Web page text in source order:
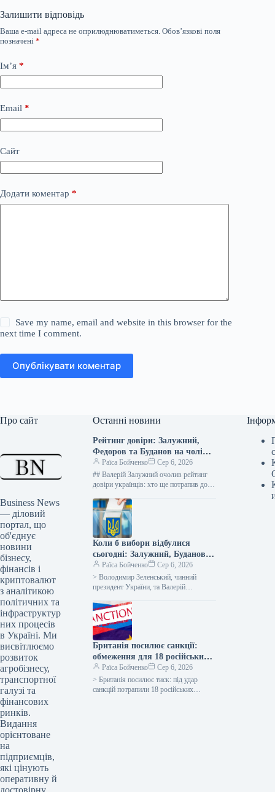
Залишити відповідь
Ваша e-mail адреса не оприлюднюватиметься. Обов’язкові поля
позначені *
Ім’я *
Email *
Сайт
Додати коментар *
Save my name, email and website in this browser for the
next time I comment.
Опублікувати коментар
Про сайт
Business News
— діловий
портал, що
об'єднує
новини
бізнесу,
фінансів і
криптовалют
з аналітикою
політичних та
інфраструктур
них процесів
в Україні. Ми
висвітлюємо
розвиток
агробізнесу,
транспортної
галузі та
фінансових
ринків.
Видання
орієнтоване
на
підприємців,
які цінують
оперативну й
достовірну
Останні новини
Рейтинг довіри: Залужний,
Федоров та Буданов на чолі
списку українців
Раїса Бойченко
Сер 6, 2026
## Валерій Залужний очолив рейтинг
довіри українців: хто ще потрапив до
соціологічного дослідження,
проведеного компанією Socis…
Коли б вибори відбулися
сьогодні: Залужний, Буданов
чи Федоров здобули б перемогу
над Зеленським у другому турі,
але поки що він лідирує
Раїса Бойченко
Сер 6, 2026
> Володимир Зеленський, чинний
президент України, та Валерій
Британії та екскомандувач ЗСУ (2021-
2024), стали б…
Британія посилює санкції:
обмеження для 18 російських
компаній та суден
Раїса Бойченко
Сер 6, 2026
> Британія посилює тиск: під удар
санкцій потрапили 18 російських